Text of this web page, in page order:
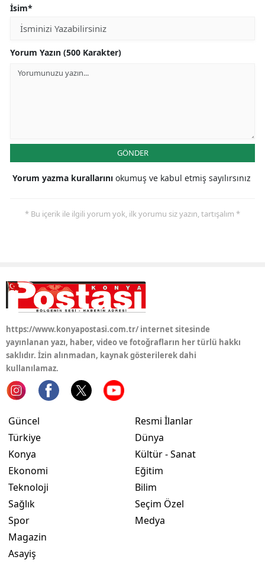
Tokat
Tunceli
Zonguldak
Karaman
İsim*
Yorum Yazın (500 Karakter)
GÖNDER
Yorum yazma kurallarını okumuş ve kabul etmiş sayılırsınız
* Bu içerik ile ilgili yorum yok, ilk yorumu siz yazın, tartışalım *
https://www.konyapostasi.com.tr/ internet sitesinde
yayınlanan yazı, haber, video ve fotoğrafların her türlü hakkı
saklıdır. İzin alınmadan, kaynak gösterilerek dahi
kullanılamaz.
Güncel
Türkiye
Konya
Ekonomi
Teknoloji
Sağlık
Spor
Magazin
Asayiş
Resmi İlanlar
Dünya
Kültür - Sanat
Eğitim
Bilim
Seçim Özel
Medya